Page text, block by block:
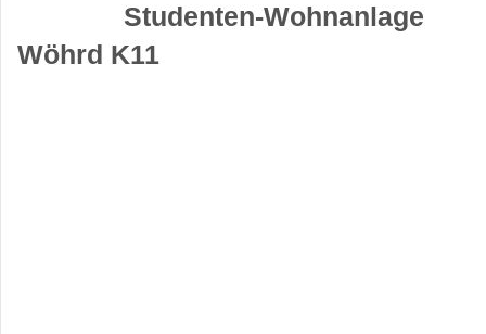
Studenten-Wohnanlage
Wöhrd K11